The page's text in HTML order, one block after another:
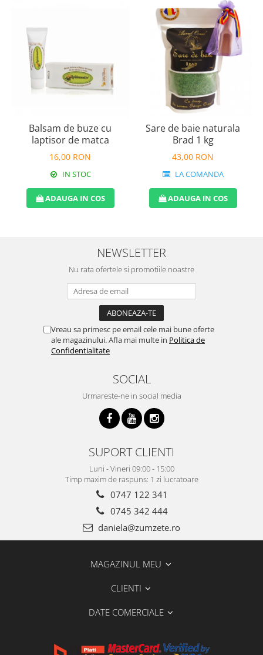
Balsam de buze cu
laptisor de matca
16,00 RON
IN STOC
ADAUGA IN COS
Sare de baie naturala
Brad 1 kg
43,00 RON
LA COMANDA
ADAUGA IN COS
NEWSLETTER
Nu rata ofertele si promotiile noastre
Vreau sa primesc pe email cele mai bune oferte
ale magazinului. Afla mai multe in Politica de
Confidentialitate
SOCIAL
Urmareste-ne in social media
SUPORT CLIENTI
Luni - Vineri 09:00 - 15:00
Timp maxim de raspuns: 1 zi lucratoare
0747 122 341
0745 342 444
daniela@zumzete.ro
MAGAZINUL MEU
CLIENTI
DATE COMERCIALE